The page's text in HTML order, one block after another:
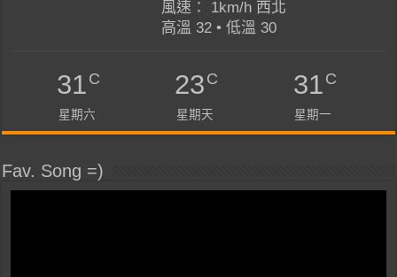
風速： 1km/h 西北
高溫 32 • 低溫 30
31C
星期六
23C
星期天
31C
星期一
Fav. Song =)